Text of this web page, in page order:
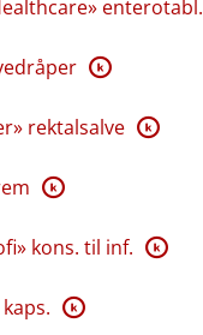
enterotabl.
K
rektalsalve K
K
kons. til inf. K
K